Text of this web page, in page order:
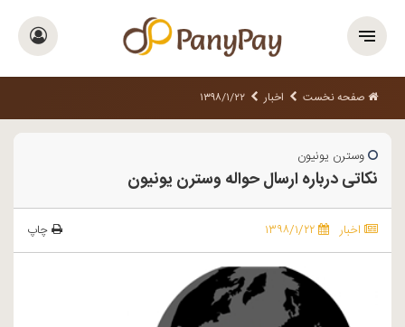
صفحه نخست اخبار ۱۳۹۸/۱/۲۲
وسترن یونیون
نکاتی درباره ارسال حواله وسترن یونیون
اخبار ۱۳۹۸/۱/۲۲ چاپ